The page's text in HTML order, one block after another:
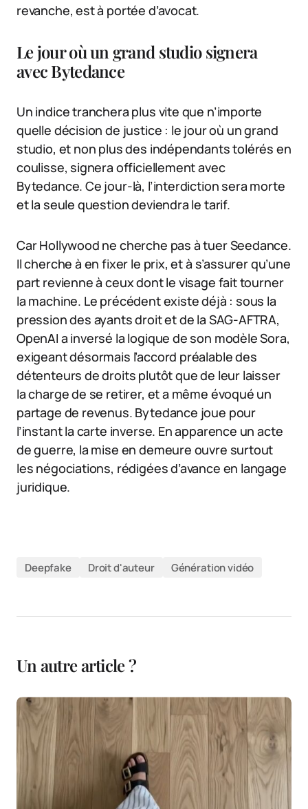
revanche, est à portée d’avocat.
Le jour où un grand studio signera
avec Bytedance
Un indice tranchera plus vite que n’importe
quelle décision de justice : le jour où un grand
studio, et non plus des indépendants tolérés en
coulisse, signera officiellement avec
Bytedance. Ce jour-là, l’interdiction sera morte
et la seule question deviendra le tarif.
Car Hollywood ne cherche pas à tuer Seedance.
Il cherche à en fixer le prix, et à s’assurer qu’une
part revienne à ceux dont le visage fait tourner
la machine. Le précédent existe déjà : sous la
pression des ayants droit et de la SAG-AFTRA,
OpenAI a inversé la logique de son modèle Sora,
exigeant désormais l’accord préalable des
détenteurs de droits plutôt que de leur laisser
la charge de se retirer, et a même évoqué un
partage de revenus. Bytedance joue pour
l’instant la carte inverse. En apparence un acte
de guerre, la mise en demeure ouvre surtout
les négociations, rédigées d’avance en langage
juridique.
Deepfake Droit d'auteur Génération vidéo
Un autre article ?